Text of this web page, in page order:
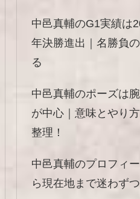
中邑真輔のG1実績は
年決勝進出｜名勝負
る
中邑真輔のポーズは
が中心｜意味とやり
整理！
中邑真輔のプロフィ
ら現在地まで迷わずつ